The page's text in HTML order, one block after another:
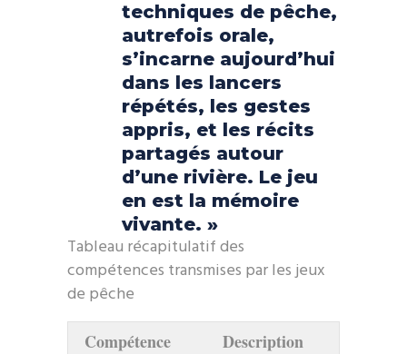
techniques de pêche,
autrefois orale,
s’incarne aujourd’hui
dans les lancers
répétés, les gestes
appris, et les récits
partagés autour
d’une rivière. Le jeu
en est la mémoire
vivante. »
Tableau récapitulatif des
compétences transmises par les jeux
de pêche
Compétence Description